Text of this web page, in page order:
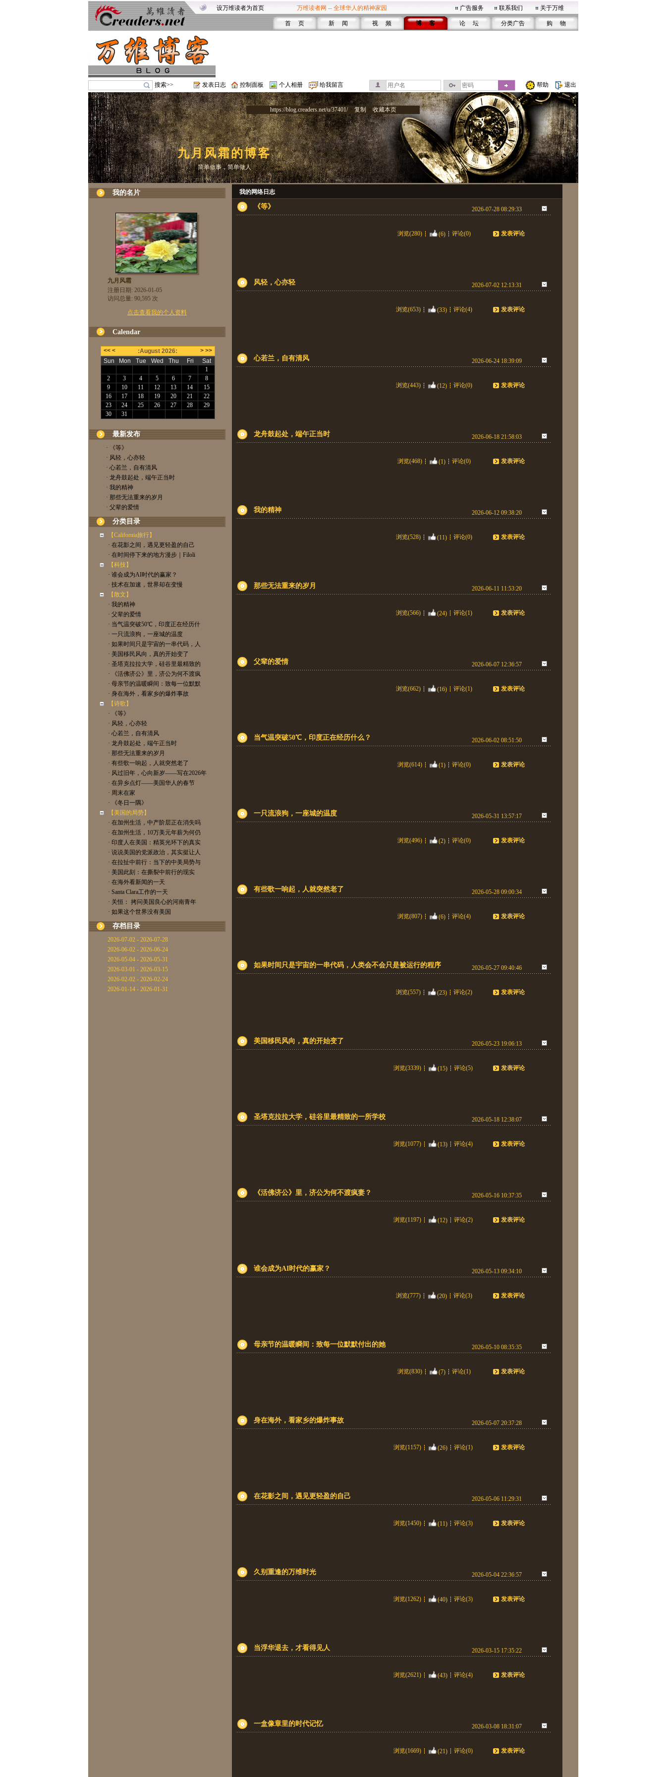
设万维读者为首页 万维读者网 -- 全球华人的精神家园 广告服务 联系我们 关于万维
首 页 新 闻 视 频 博 客 论 坛 分类广告 购 物
搜索>> 发表日志 控制面板 个人相册 给我留言 帮助 退出
https://blog.creaders.net/u/37401/> 复制 > 收藏本页
九月风霜的博客
简单做事，简单做人
我的名片
九月风霜
注册日期: 2026-01-05
访问总量: 90,595 次
点击查看我的个人资料
Calendar
最新发布
· 《等》
· 风轻，心亦轻
· 心若兰，自有清风
· 龙舟鼓起处，端午正当时
· 我的精神
· 那些无法重来的岁月
· 父辈的爱情
分类目录
【California旅行】
· 在花影之间，遇见更轻盈的自己
· 在时间停下来的地方漫步｜Filoli
【科技】
· 谁会成为AI时代的赢家？
· 技术在加速，世界却在变慢
【散文】
· 我的精神
· 父辈的爱情
· 当气温突破50℃，印度正在经历什
· 一只流浪狗，一座城的温度
· 如果时间只是宇宙的一串代码，人
· 美国移民风向，真的开始变了
· 圣塔克拉拉大学，硅谷里最精致的
· 《活佛济公》里，济公为何不渡疯
· 母亲节的温暖瞬间：致每一位默默
· 身在海外，看家乡的爆炸事故
【诗歌】
· 《等》
· 风轻，心亦轻
· 心若兰，自有清风
· 龙舟鼓起处，端午正当时
· 那些无法重来的岁月
· 有些歌一响起，人就突然老了
· 风过旧年，心向新岁——写在2026年
· 在异乡点灯——美国华人的春节
· 周末在家
· 《冬日一隅》
【美国的局势】
· 在加州生活，中产阶层正在消失吗
· 在加州生活，10万美元年薪为何仍
· 印度人在美国：精英光环下的真实
· 说说美国的党派政治，其实挺让人
· 在拉扯中前行：当下的中美局势与
· 美国此刻：在撕裂中前行的现实
· 在海外看新闻的一天
· Santa Clara工作的一天
· 关恒： 拷问美国良心的河南青年
· 如果这个世界没有美国
存档目录
2026-07-02 - 2026-07-28
2026-06-02 - 2026-06-24
2026-05-04 - 2026-05-31
2026-03-01 - 2026-03-15
2026-02-02 - 2026-02-24
2026-01-14 - 2026-01-31
我的网络日志
《等》 2026-07-28 08:29:33
浏览(280) (6) 评论(0) 发表评论
风轻，心亦轻 2026-07-02 12:13:31
浏览(653) (33) 评论(4) 发表评论
心若兰，自有清风 2026-06-24 18:39:09
浏览(443) (12) 评论(0) 发表评论
龙舟鼓起处，端午正当时 2026-06-18 21:58:03
浏览(468) (1) 评论(0) 发表评论
我的精神 2026-06-12 09:38:20
浏览(528) (11) 评论(0) 发表评论
那些无法重来的岁月 2026-06-11 11:53:20
浏览(566) (24) 评论(1) 发表评论
父辈的爱情 2026-06-07 12:36:57
浏览(662) (16) 评论(1) 发表评论
当气温突破50℃，印度正在经历什么？ 2026-06-02 08:51:50
浏览(614) (1) 评论(0) 发表评论
一只流浪狗，一座城的温度 2026-05-31 13:57:17
浏览(496) (2) 评论(0) 发表评论
有些歌一响起，人就突然老了 2026-05-28 09:00:34
浏览(807) (6) 评论(4) 发表评论
如果时间只是宇宙的一串代码，人类会不会只是被运行的程序 2026-05-27 09:40:46
浏览(557) (23) 评论(2) 发表评论
美国移民风向，真的开始变了 2026-05-23 19:06:13
浏览(3339) (15) 评论(5) 发表评论
圣塔克拉拉大学，硅谷里最精致的一所学校 2026-05-18 12:38:07
浏览(1077) (13) 评论(4) 发表评论
《活佛济公》里，济公为何不渡疯妻？ 2026-05-16 10:37:35
浏览(1197) (12) 评论(2) 发表评论
谁会成为AI时代的赢家？ 2026-05-13 09:34:10
浏览(777) (20) 评论(3) 发表评论
母亲节的温暖瞬间：致每一位默默付出的她 2026-05-10 08:35:35
浏览(830) (7) 评论(1) 发表评论
身在海外，看家乡的爆炸事故 2026-05-07 20:37:28
浏览(1157) (26) 评论(1) 发表评论
在花影之间，遇见更轻盈的自己 2026-05-06 11:29:31
浏览(1450) (11) 评论(3) 发表评论
久别重逢的万维时光 2026-05-04 22:36:57
浏览(1262) (40) 评论(3) 发表评论
当浮华退去，才看得见人 2026-03-15 17:35:22
浏览(2621) (43) 评论(4) 发表评论
一盒像章里的时代记忆 2026-03-08 18:31:07
浏览(1669) (21) 评论(0) 发表评论